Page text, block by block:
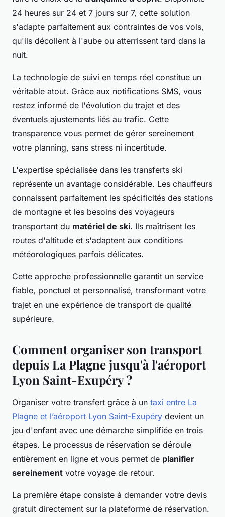
24 heures sur 24 et 7 jours sur 7, cette solution
s'adapte parfaitement aux contraintes de vos vols,
qu'ils décollent à l'aube ou atterrissent tard dans la
nuit.
La technologie de suivi en temps réel constitue un
véritable atout. Grâce aux notifications SMS, vous
restez informé de l'évolution du trajet et des
éventuels ajustements liés au trafic. Cette
transparence vous permet de gérer sereinement
votre planning, sans stress ni incertitude.
L'expertise spécialisée dans les transferts ski
représente un avantage considérable. Les chauffeurs
connaissent parfaitement les spécificités des stations
de montagne et les besoins des voyageurs
transportant du matériel de ski. Ils maîtrisent les
routes d'altitude et s'adaptent aux conditions
météorologiques parfois délicates.
Cette approche professionnelle garantit un service
fiable, ponctuel et personnalisé, transformant votre
trajet en une expérience de transport de qualité
supérieure.
Comment organiser son transport
depuis La Plagne jusqu'à l'aéroport
Lyon Saint-Exupéry ?
Organiser votre transfert grâce à un taxi entre La
Plagne et l’aéroport Lyon Saint-Exupéry devient un
jeu d'enfant avec une démarche simplifiée en trois
étapes. Le processus de réservation se déroule
entièrement en ligne et vous permet de planifier
sereinement votre voyage de retour.
La première étape consiste à demander votre devis
gratuit directement sur la plateforme de réservation.